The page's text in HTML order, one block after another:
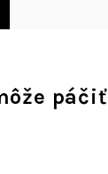
páčiť